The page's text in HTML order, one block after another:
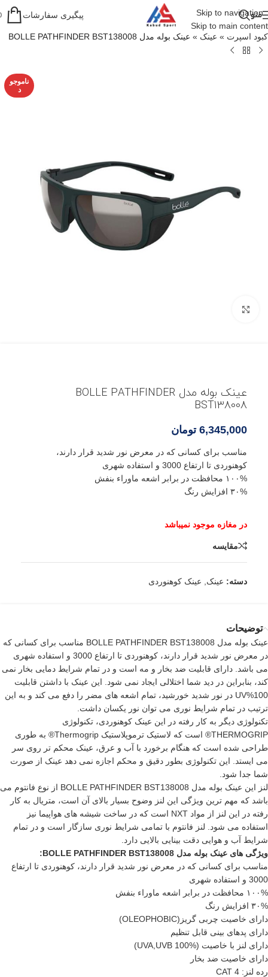
Skip to navigation
Skip to main content
منو پیگیری سفارشات
کبود اسپرت » عینک » عینک بوله مدل BOLLE PATHFINDER BST138008
ناموجو
د
عینک بوله مدل BOLLE PATHFINDER
BST138008
6,345,000 تومان
مناسب برای کسانی که در معرض نور شدید قرار دارند،
کوهنوردی تا ارتفاع 3000 و استفاده شهری
۱۰۰% محافظت در برابر اشعه ماوراء بنفش
۳۰% افزایش رنگ
مقایسه
دسته: عینک عینک کوهنوردی
توضیحات
عینک بوله مدل BOLLE PATHFINDER BST138008 مناسب برای کسانی که
در معرض نور شدید قرار دارند، کوهنوردی تا ارتفاع 3000 و استفاده شهری
می باشد. دارای قابلیت ضد بخار و مه است و در تمام شرایط دمایی بخار نمی
کند، بنابراین در دید شما اختلالی ایجاد نمی شود. این عینک با داشتن قابلیت
UV%100 در نور شدید خورشید، تمام اشعه های مضر را دفع می کند و به این
ترتیب در تمام شرایط نوری می توان نور یکسان داشت.
تکنولوژی دیگر به کار رفته در این عینک کوهنوردی، تکنولوژی
THERMOGRIP® است که لاستیک ترموپلاستیک Thermogrip® به طوری
طراحی شده است که هنگام برخورد با آب و عرق، عینک محکم تر روی سر
می ایستد. این تکنولوژی بطور دقیق و محکم اجازه نمی دهد عینک از صورت
شما جدا شود.
لنز این عینک بوله
مدل BOLLE PATHFINDER BST138008 از نوع فانتوم می
باشد که مهم ترین ویژگی این لنز وضوح بسیار بالای آن است، متریال به کار
رفته در این لنز از مواد NXT است که در ساخت شیشه های هواپیما نیز
استفاده می شود. لنز فانتوم با تمامی شرایط نوری سازگار است و در تمام
شرایط آب و هوایی دقت بینایی بالایی دارد.
ویژگی های عینک بوله مدل BOLLE PATHFINDER BST138008:
مناسب برای کسانی که در معرض نور شدید قرار دارند، کوهنوردی تا ارتفاع
3000 و استفاده شهری
۱۰۰% محافظت در برابر اشعه ماوراء بنفش
۳۰% افزایش رنگ
دارای خاصیت چربی گریز(OLEOPHOBIC)
دارای پدهای بینی قابل تنظیم
دارای لنز با خاصیت (UVA,UVB 100%)
دارای خاصیت ضد بخار
رده لنز: CAT 4